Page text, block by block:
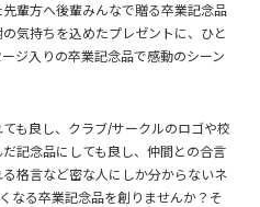
輩方へ後輩みんなで贈る卒業記念品
気持ちを込めたプレゼントに、ひと
ジ入りの卒業記念品で感動のシーン
も良し、クラブ/サークルのロゴや校
記念品にしても良し、仲間との合言
格言など密な人にしか分からないネ
なる卒業記念品を創りませんか？そ